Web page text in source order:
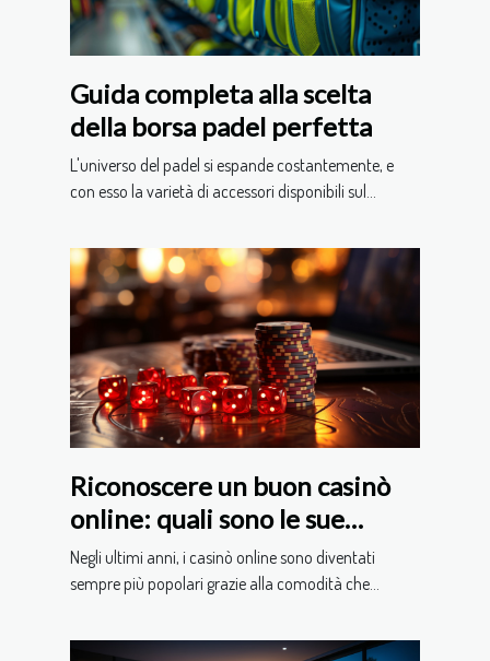
Guida completa alla scelta
della borsa padel perfetta
L'universo del padel si espande costantemente, e
con esso la varietà di accessori disponibili sul...
Riconoscere un buon casinò
online: quali sono le sue
caratteristiche ?
Negli ultimi anni, i casinò online sono diventati
sempre più popolari grazie alla comodità che...